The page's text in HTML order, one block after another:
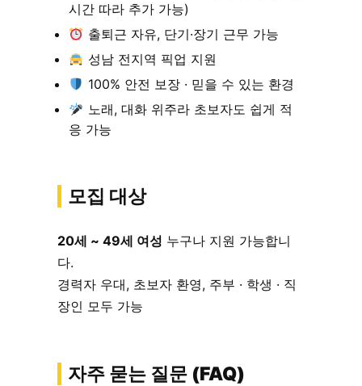
시간 따라 추가 가능)
출퇴근 자유, 단기·장기 근무 가능
성남 전지역 픽업 지원
100% 안전 보장 · 믿을 수 있는 환경
노래, 대화 위주라 초보자도 쉽게 적
응 가능
모집 대상
20세 ~ 49세 여성 누구나 지원 가능합니
다.
경력자 우대, 초보자 환영, 주부 · 학생 · 직
장인 모두 가능
자주 묻는 질문 (FAQ)